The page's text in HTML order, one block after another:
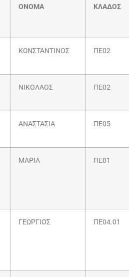
ΟΝΟΜΑ ΚΛΑΔΟΣ
ΚΩΝΣΤΑΝΤΙΝΟΣ ΠΕ02
ΝΙΚΟΛΑΟΣ ΠΕ02
ΑΝΑΣΤΑΣΙΑ ΠΕ05
ΜΑΡΙΑ ΠΕ01
ΓΕΩΡΓΙΟΣ ΠΕ04.01